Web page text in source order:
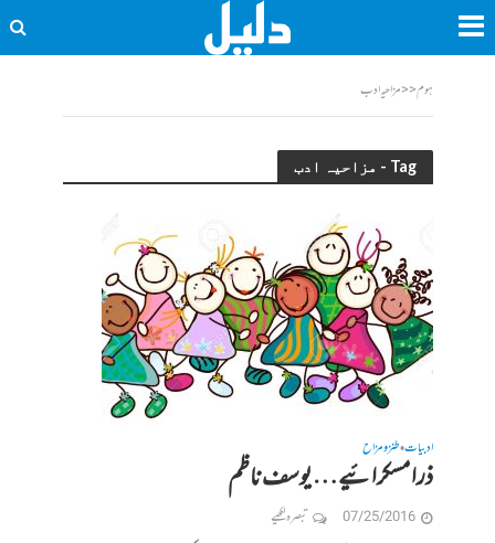
ہوم<<مزاحیہ ادب
Tag - مزاحیہ ادب
ادبیات•طنز و مزاح
ذرا مسکرائیے… یوسف ناظم
07/25/2016 تبصرہ لکھیے